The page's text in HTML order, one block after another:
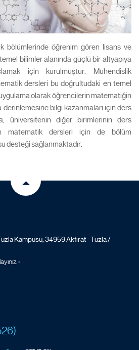
bölümlerinde öğrenim gören lisans ve
bilimler alanında güçlü bir altyapıya
için kurulmuştur. Mühendislik
dersleri bu doğrultudaki en temel
olarak öğrencilerin matematiğin
derinlemesine bilgi kazanmaları için ders
üniversitenin diğer birimlerinin ders
matematik dersleri için de bölüm
desteği sağlanmaktadır.
Kampüsü, 34959 Akfırat - Tuzla /
›